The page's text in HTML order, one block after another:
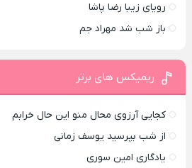
رویای زیبا رضا پاشا
باز شب شد مهراد جم
ریمیکس های برتر
کجایی آرزوی محال منو این حال خرابم
از شب بپرسید یوسف زمانی
یادگاری امین سوری